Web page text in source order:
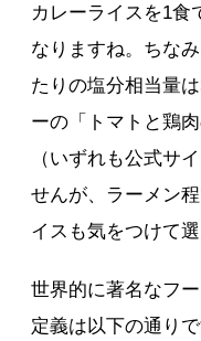
カレーライスを1食
なりますね。ちな
たりの塩分相当量
ーの「トマトと鶏
（いずれも公式サ
せんが、ラーメン
イスも気をつけて
世界的に著名なフ
定義は以下の通りで